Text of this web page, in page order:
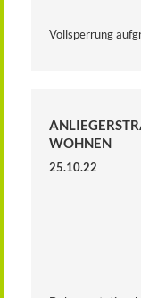
Vollsperrung
OHNEN
25.10.22